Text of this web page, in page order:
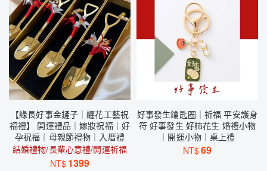
【緣長好事金鏟子｜纏花工藝祝
福禮】 開運禮品｜嫁妝祝福｜好
孕祝福｜母親節禮物｜入厝禮
結婚禮物/長輩心意禮/開運祈福
NT$ 1399
好事發生鑰匙圈｜祈福 平安護身
符 好事發生 好柿花生 婚禮小物
｜開運小物｜桌上禮
NT$69